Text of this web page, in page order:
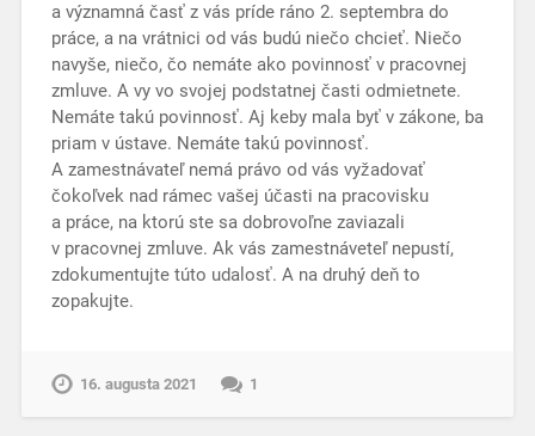
a významná časť z vás príde ráno 2. septembra do
práce, a na vrátnici od vás budú niečo chcieť. Niečo
navyše, niečo, čo nemáte ako povinnosť v pracovnej
zmluve. A vy vo svojej podstatnej časti odmietnete.
Nemáte takú povinnosť. Aj keby mala byť v zákone, ba
priam v ústave. Nemáte takú povinnosť.
A zamestnávateľ nemá právo od vás vyžadovať
čokoľvek nad rámec vašej účasti na pracovisku
a práce, na ktorú ste sa dobrovoľne zaviazali
v pracovnej zmluve. Ak vás zamestnáveteľ nepustí,
zdokumentujte túto udalosť. A na druhý deň to
zopakujte.
16. augusta 2021 1